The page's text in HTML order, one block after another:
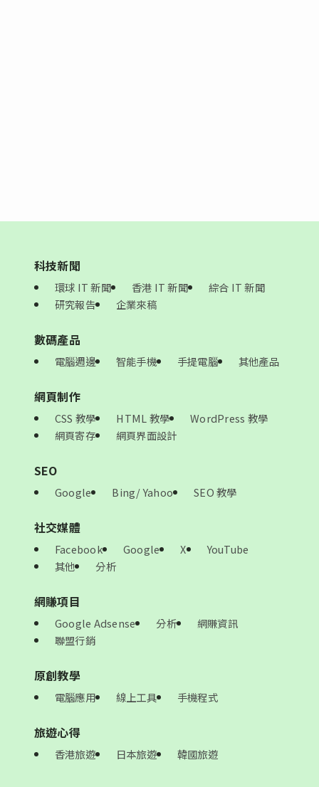
科技新聞
環球 IT 新聞 香港 IT 新聞
綜合 IT 新聞
研究報告
企業來稿
數碼產品
電腦週邊 智能手機 手提電腦 其他產品
網頁制作
CSS 教學 HTML 教學
WordPress 教學
網頁寄存
網頁界面設計
SEO
Google Bing/ Yahoo SEO 教學
社交媒體
Facebook Google X
YouTube
其他
分析
網賺項目
Google Adsense 分析
網賺資訊
聯盟行銷
原創教學
電腦應用 線上工具 手機程式
旅遊心得
香港旅遊 日本旅遊 韓國旅遊